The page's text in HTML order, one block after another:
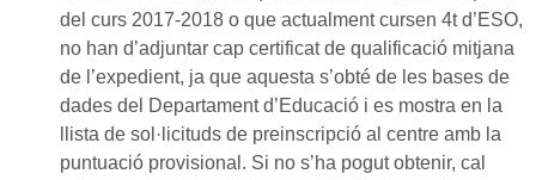
del curs 2017-2018 o que actualment cursen 4t d’ESO,
no han d’adjuntar cap certificat de qualificació mitjana
de l’expedient, ja que aquesta s’obté de les bases de
dades del Departament d’Educació i es mostra en la
llista de sol·licituds de preinscripció al centre amb la
puntuació provisional. Si no s’ha pogut obtenir, cal